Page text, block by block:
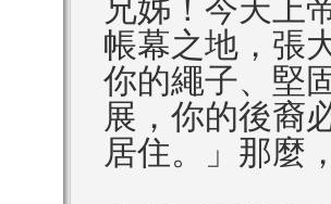
兄姊！今天上
帳幕之地，張
你的繩子、堅
展，你的後裔
居住。」那麼